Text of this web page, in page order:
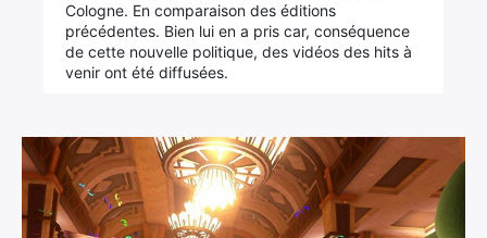
Cologne. En comparaison des éditions
précédentes. Bien lui en a pris car, conséquence
de cette nouvelle politique, des vidéos des hits à
venir ont été diffusées.